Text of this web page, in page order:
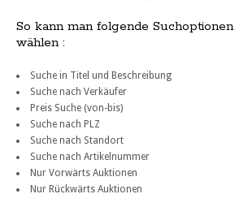
So kann man folgende Suchoptionen
wählen :
Suche in Titel und Beschreibung
Suche nach Verkäufer
Preis Suche (von-bis)
Suche nach PLZ
Suche nach Standort
Suche nach Artikelnummer
Nur Vorwärts Auktionen
Nur Rückwärts Auktionen